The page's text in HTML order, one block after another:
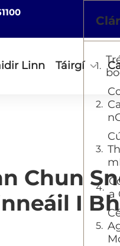
Linn Táirgí
Chun
I
a